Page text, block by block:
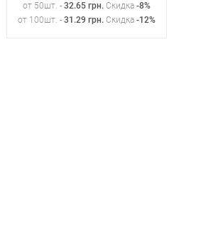
от 50шт. - 32.65грн.Скидка -8%
от 100шт. - 31.29 грн.Скидка -12%